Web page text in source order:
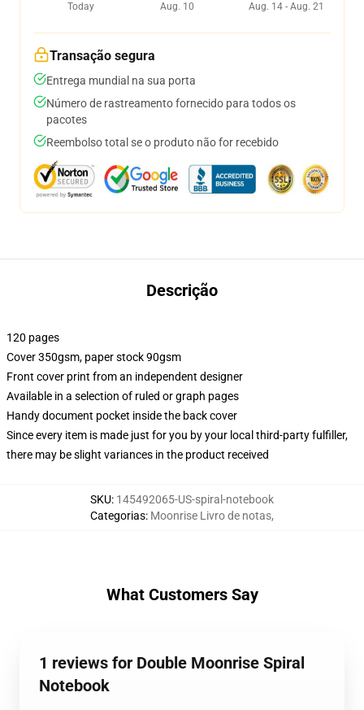
Today
Aug. 10
Aug. 14 - Aug. 21
Transação segura
Entrega mundial na sua porta
Número de rastreamento fornecido para todos os
pacotes
Reembolso total se o produto não for recebido
Descrição
120 pages
Cover 350gsm, paper stock 90gsm
Front cover print from an independent designer
Available in a selection of ruled or graph pages
Handy document pocket inside the back cover
Since every item is made just for you by your local third-party fulfiller,
there may be slight variances in the product received
SKU: 145492065-US-spiral-notebook
Categorias: Moonrise Livro de notas,
What Customers Say
1 reviews for Double Moonrise Spiral
Notebook